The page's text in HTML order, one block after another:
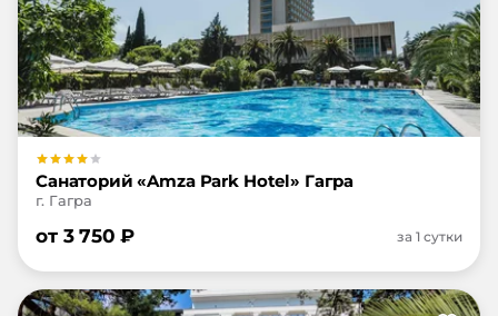
Санаторий «Amza Park Hotel» Гагра
г. Гагра
от 3 750 ₽ за 1 сутки